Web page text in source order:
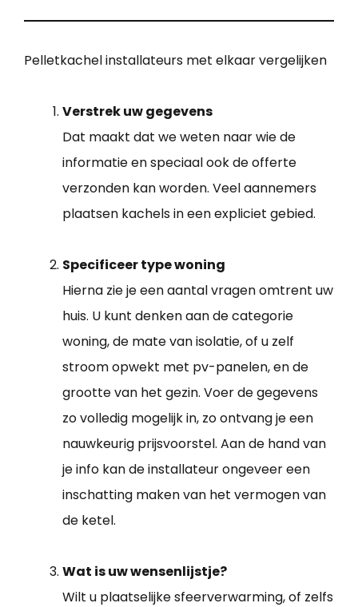
Pelletkachel installateurs met elkaar vergelijken
Verstrek uw gegevens
Dat maakt dat we weten naar wie de
informatie en speciaal ook de offerte
verzonden kan worden. Veel aannemers
plaatsen kachels in een expliciet gebied.
Specificeer type woning
Hierna zie je een aantal vragen omtrent uw
huis. U kunt denken aan de categorie
woning, de mate van isolatie, of u zelf
stroom opwekt met pv-panelen, en de
grootte van het gezin. Voer de gegevens
zo volledig mogelijk in, zo ontvang je een
nauwkeurig prijsvoorstel. Aan de hand van
je info kan de installateur ongeveer een
inschatting maken van het vermogen van
de ketel.
Wat is uw wensenlijstje?
Wilt u plaatselijke sfeerverwarming, of zelfs